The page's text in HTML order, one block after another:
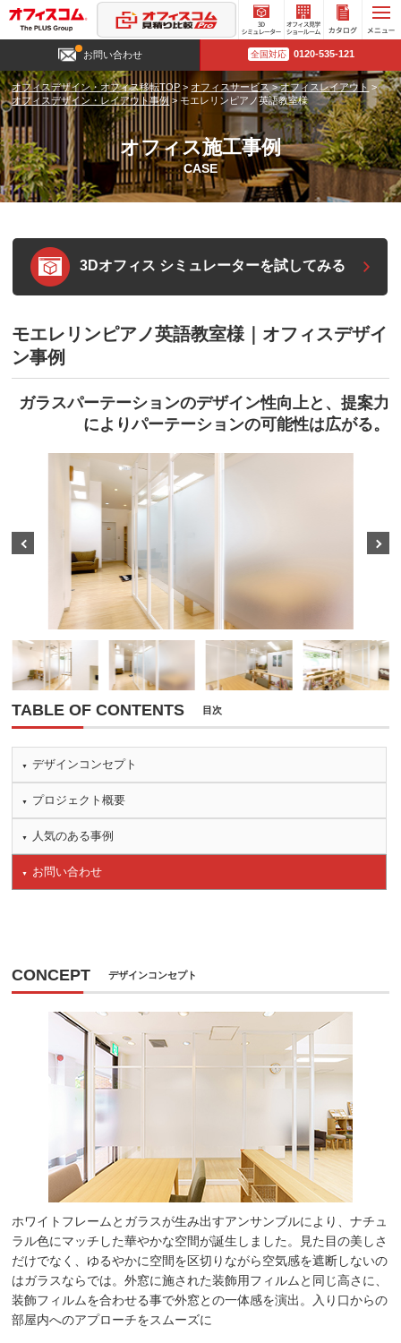
3D
シミュ
レータ
ー
オフィ
ス見学
ショー
ルーム
お問い合わせ 全国対応 0120-535-121
オフィスデザイン・オフィス移転TOP > オフィスサービス>オフィスレイアウト >
オフィスデザイン・レイアウト事例 >モエレリンピアノ英語教室様
オフィス施工事例
CASE
3Dオフィス シミュレーターを試してみる
モエレリンピアノ英語教室様｜オフィスデザイ
ン事例
ガラスパーテーションのデザイン性向上と、提案力
によりパーテーションの可能性は広がる。
TABLE OF CONTENTS 目次
デザインコンセプト
プロジェクト概要
人気のある事例
お問い合わせ
CONCEPT デザインコンセプト
ホワイトフレームとガラスが生み出すアンサンブルにより、ナチュ
ラル色にマッチした華やかな空間が誕生しました。見た目の美しさ
だけでなく、ゆるやかに空間を区切りながら空気感を遮断しないの
はガラスならでは。外窓に施された装飾用フィルムと同じ高さに、
装飾フィルムを合わせる事で外窓との一体感を演出。入り口からの
部屋内へのアプローチをスムーズに